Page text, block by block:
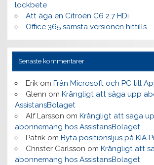
lockbete
Att äga en Citroën C6 2.7 HDi
Office 365 sämsta versionen hittills
Senaste kommentarer
Erikom Från Microsoft och PC till
Glenn om Krångligt att säga upp
AssistansBolaget
Alf Larsson om Krångligt att säga
abonnemang hos AssistansBolaget
Patrikom Byta positionsljus på KIA
Christer Carlsson om Krångligt att
abonnemang hos AssistansBolaget